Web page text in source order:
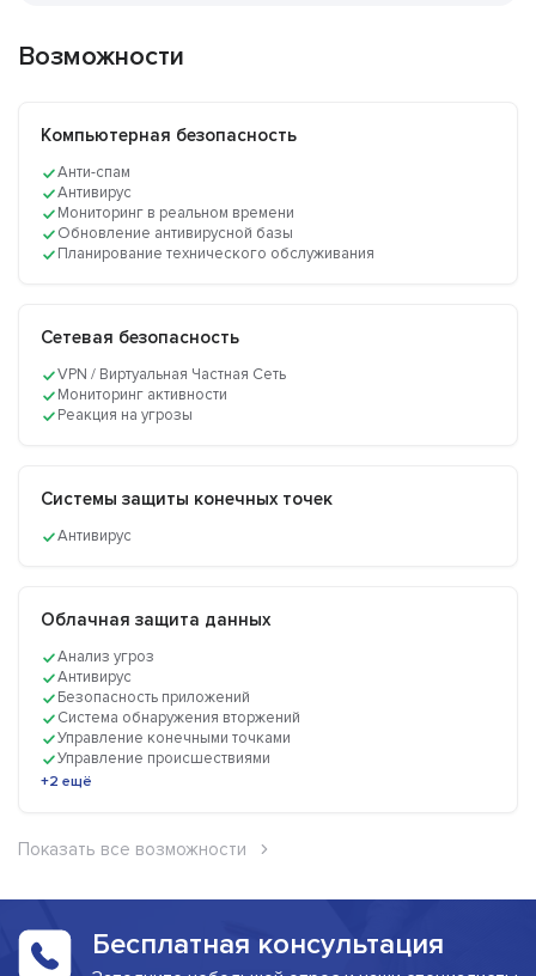
Возможности
Компьютерная безопасность
Анти-спам
Антивирус
Мониторинг в реальном времени
Обновление антивирусной базы
Планирование технического обслуживания
Сетевая безопасность
VPN / Виртуальная Частная Сеть
Мониторинг активности
Реакция на угрозы
Системы защиты конечных точек
Антивирус
Облачная защита данных
Анализ угроз
Антивирус
Безопасность приложений
Система обнаружения вторжений
Управление конечными точками
Управление происшествиями
+2 ещё
Показать все возможности
Бесплатная консультация